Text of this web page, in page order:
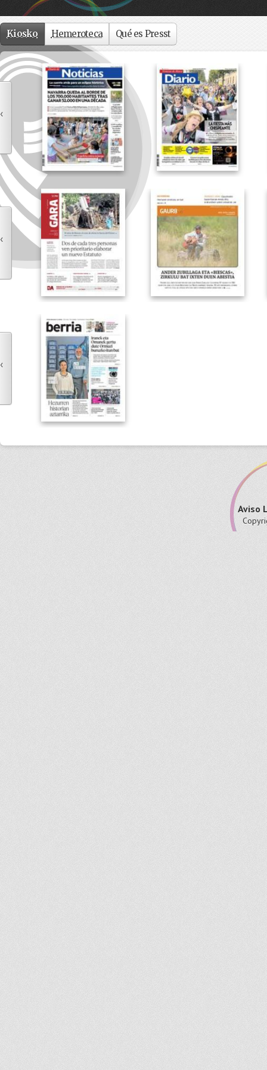
Kiosko Hemeroteca Qué es Presst
‹
‹
‹
Aviso